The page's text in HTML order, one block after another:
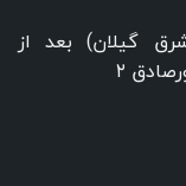
گیلان) بعد از